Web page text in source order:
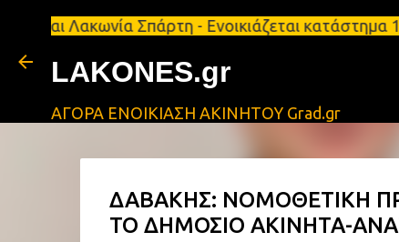
Σπάρτη - Ενοικιάζεται κατάστημα
LAKONES.gr
ΑΓΟΡΑ ΕΝΟΙΚΙΑΣΗ ΑΚΙΝΗΤΟΥ Grad.gr
ΔΑΒΑΚΗΣ: ΝΟΜΟΘΕΤΙΚΗ
ΤΟ ΔΗΜΟΣΙΟ ΑΚΙΝΗΤΑ-